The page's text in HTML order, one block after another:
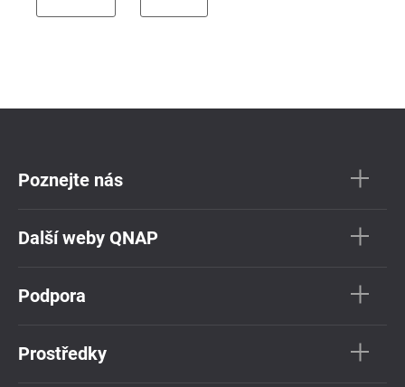
Poznejte nás
Další weby QNAP
Podpora
Prostředky